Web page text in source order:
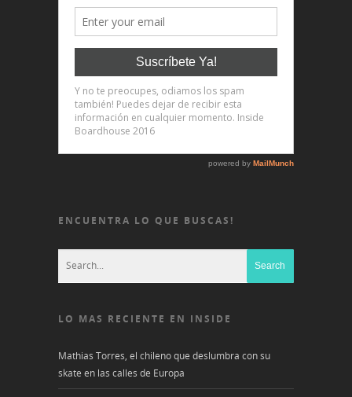
ENCUENTRA LO QUE BUSCAS!
LO MAS RECIENTE EN INSIDE
Mathias Torres, el chileno que deslumbra con su
skate en las calles de Europa